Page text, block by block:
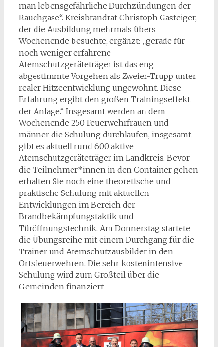
man lebensgefährliche Durchzündungen der
Rauchgase“. Kreisbrandrat Christoph Gasteiger,
der die Ausbildung mehrmals übers
Wochenende besuchte, ergänzt: „gerade für
noch weniger erfahrene
Atemschutzgeräteträger ist das eng
abgestimmte Vorgehen als Zweier-Trupp unter
realer Hitzeentwicklung ungewohnt. Diese
Erfahrung ergibt den großen Trainingseffekt
der Anlage.“ Insgesamt werden an dem
Wochenende 250 Feuerwehrfrauen und -
männer die Schulung durchlaufen, insgesamt
gibt es aktuell rund 600 aktive
Atemschutzgeräteträger im Landkreis. Bevor
die Teilnehmer*innen in den Container gehen
erhalten Sie noch eine theoretische und
praktische Schulung mit aktuellen
Entwicklungen im Bereich der
Brandbekämpfungstaktik und
Türöffnungstechnik. Am Donnerstag startete
die Übungsreihe mit einem Durchgang für die
Trainer und Atemschutzausbilder in den
Ortsfeuerwehren. Die sehr kostenintensive
Schulung wird zum Großteil über die
Gemeinden finanziert.